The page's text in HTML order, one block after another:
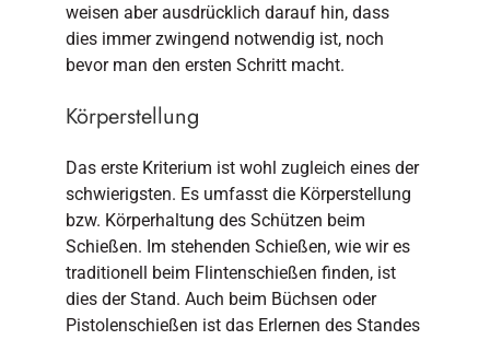
weisen aber ausdrücklich darauf hin, dass
dies immer zwingend notwendig ist, noch
bevor man den ersten Schritt macht.
Körperstellung
Das erste Kriterium ist wohl zugleich eines der
schwierigsten. Es umfasst die Körperstellung
bzw. Körperhaltung des Schützen beim
Schießen. Im stehenden Schießen, wie wir es
traditionell beim Flintenschießen finden, ist
dies der Stand. Auch beim Büchsen oder
Pistolenschießen ist das Erlernen des Standes